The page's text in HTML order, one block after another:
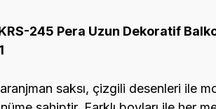
245 Pera Uzun Dekoratif
saksı, çizgili desenleri ile